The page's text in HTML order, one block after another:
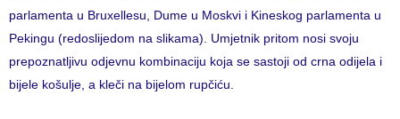
parlamenta u Bruxellesu, Dume u Moskvi i Kineskog parlamenta u
Pekingu (redoslijedom na slikama). Umjetnik pritom nosi svoju
prepoznatljivu odjevnu kombinaciju koja se sastoji od crna odijela i
bijele košulje, a kleči na bijelom rupčiću.